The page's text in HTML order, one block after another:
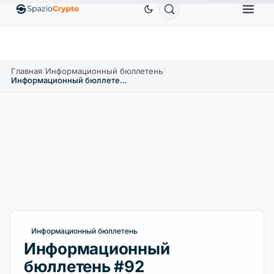
↑1.10% EthereumETH1 880,58 $ TetherUSDT BNB
Главная/Информационный бюллетень/
Информационный бюллетень #92
Информационный бюллетень
Информационный
бюллетень #92